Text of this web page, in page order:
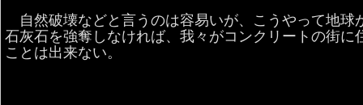
自然破壊などと言うのは容易いが、こうやって地球
石灰石を強奪しなければ、我々がコンクリートの街に
ことは出来ない。